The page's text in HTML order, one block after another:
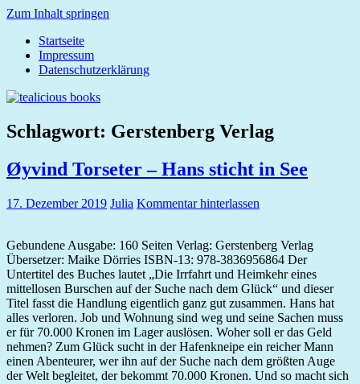
Zum Inhalt springen
tealicious
books
Startseite
Impressum
Datenschutzerklärung
Schlagwort: Gerstenberg Verlag
Øyvind Torseter – Hans sticht in See
17. Dezember 2019 Julia Kommentar hinterlassen
Gebundene Ausgabe: 160 Seiten Verlag: Gerstenberg Verlag
Übersetzer: Maike Dörries ISBN-13: 978-3836956864 Der
Untertitel des Buches lautet „Die Irrfahrt und Heimkehr eines
mittellosen Burschen auf der Suche nach dem Glück“ und dieser
Titel fasst die Handlung eigentlich ganz gut zusammen. Hans hat
alles verloren. Job und Wohnung sind weg und seine Sachen muss
er für 70.000 Kronen im Lager auslösen. Woher soll er das Geld
nehmen? Zum Glück sucht in der Hafenkneipe ein reicher Mann
einen Abenteurer, wer ihn auf der Suche nach dem größten Auge
der Welt begleitet, der bekommt 70.000 Kronen. Und so macht sich